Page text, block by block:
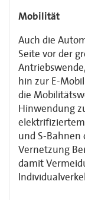
Mobilität
Auch die
Seite vor der
hin zur E-
die
Hinwendung
elektrifiziertem
und S-Bahnen
Vernetzung
damit